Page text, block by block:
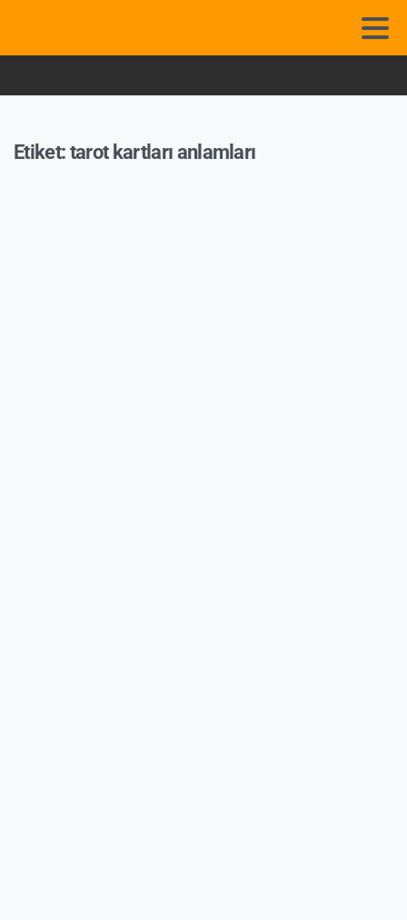
Etiket:tarot kartları anlamları